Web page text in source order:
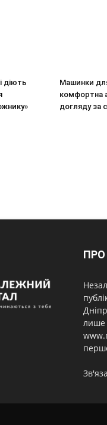
діють
Машинки
комфортна
догляду за
лише